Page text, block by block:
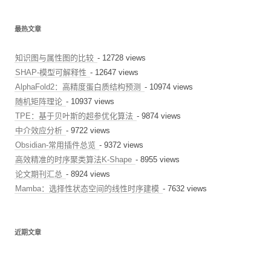
最热文章
知识图与属性图的比较 - 12728 views
SHAP-模型可解释性 - 12647 views
AlphaFold2：高精度蛋白质结构预测 - 10974 views
随机矩阵理论 - 10937 views
TPE：基于贝叶斯的超参优化算法 - 9874 views
中介效应分析 - 9722 views
Obsidian-常用插件总览 - 9372 views
高效精准的时序聚类算法K-Shape - 8955 views
论文期刊汇总 - 8924 views
Mamba：选择性状态空间的线性时序建模 - 7632 views
近期文章